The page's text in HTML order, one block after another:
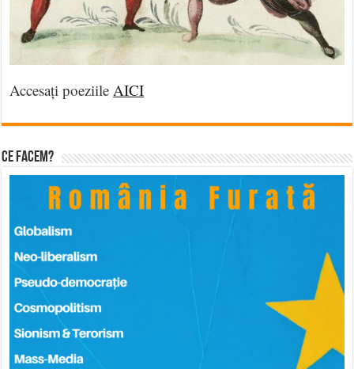
Accesați poeziileAICI
Ce facem?